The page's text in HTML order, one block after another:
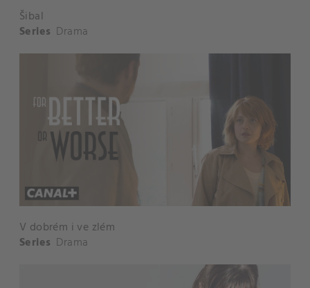
Šibal
Series Drama
V dobrém i ve zlém
Series Drama